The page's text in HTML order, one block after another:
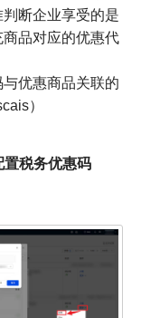
断企业享受的是
品对应的优惠代
优惠商品关联的
）
税务优惠码